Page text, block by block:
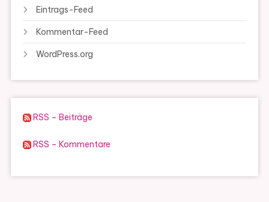
Eintrags-Feed
Kommentar-Feed
WordPress.org
RSS – Beiträge
RSS – Kommentare